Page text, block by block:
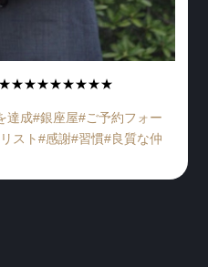
達成#銀座屋#ご予約フォー
スト#感謝#習慣#良質な仲